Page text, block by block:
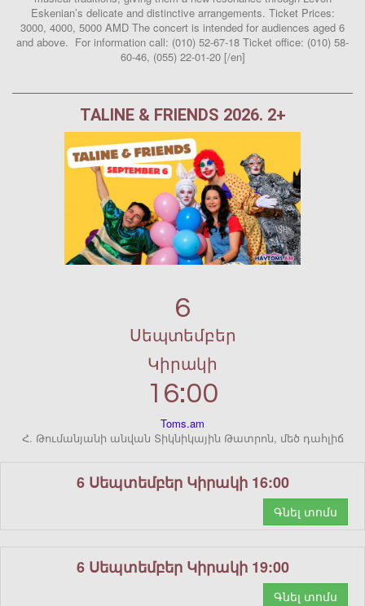
Eskenian’s delicate and distinctive arrangements. Ticket Prices:
3000, 4000, 5000 AMD The concert is intended for audiences aged 6
and above. For information call: (010) 52-67-18 Ticket office: (010) 58-
60-46, (055) 22-01-20 [/en]
TALINE & FRIENDS 2026. 2+
6
Սեպտեմբեր
Կիրակի
16:00
Toms.am
Հ. Թումանյանի անվան Տիկնիկային Թատրոն, մեծ դահլիճ
6 Սեպտեմբեր Կիրակի 16:00
Գնել տոմս
6 Սեպտեմբեր Կիրակի 19:00
Գնել տոմս